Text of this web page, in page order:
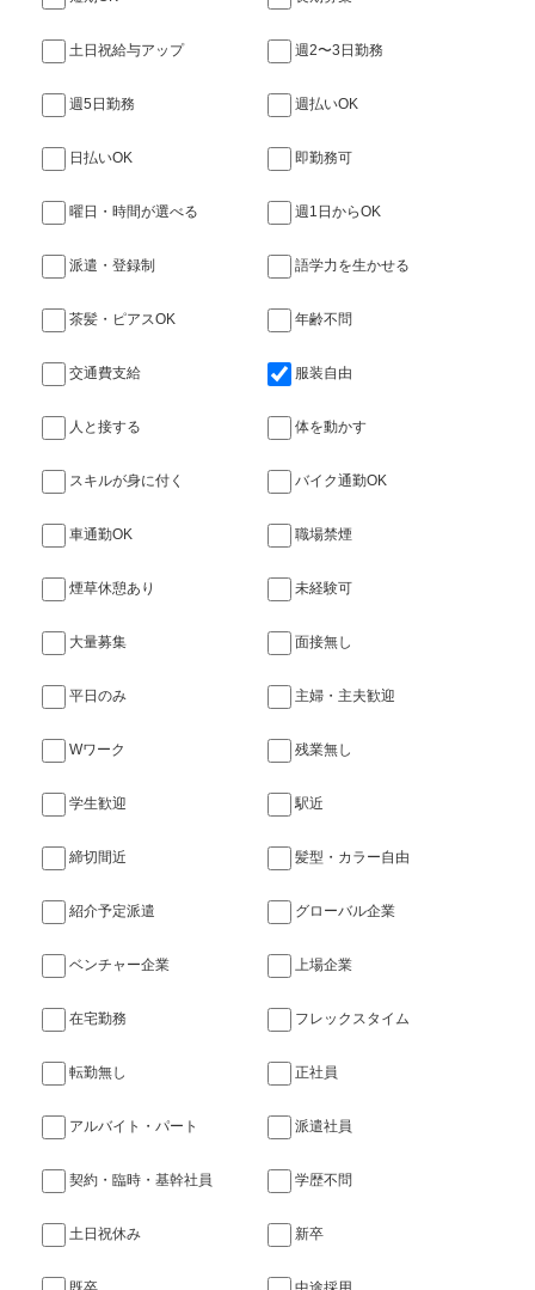
土日祝給与アップ 週2〜3日勤務
週5日勤務 週払いOK
日払いOK 即勤務可
曜日・時間が選べる 週1日からOK
派遣・登録制 語学力を生かせる
茶髪・ピアスOK 年齢不問
交通費支給 服装自由
人と接する 体を動かす
スキルが身に付く バイク通勤OK
車通勤OK 職場禁煙
煙草休憩あり 未経験可
大量募集 面接無し
平日のみ 主婦・主夫歓迎
Wワーク 残業無し
学生歓迎 駅近
締切間近 髪型・カラー自由
紹介予定派遣 グローバル企業
ベンチャー企業 上場企業
在宅勤務 フレックスタイム
転勤無し 正社員
アルバイト・パート 派遣社員
契約・臨時・基幹社員 学歴不問
土日祝休み 新卒